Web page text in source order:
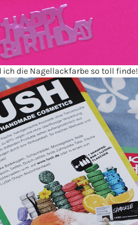
die Nagellackfarbe so toll finde!